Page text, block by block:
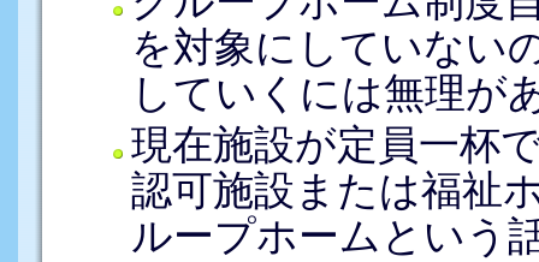
を対象にしていない
していくには無理が
現在施設が定員一杯
認可施設または福祉
ループホームという